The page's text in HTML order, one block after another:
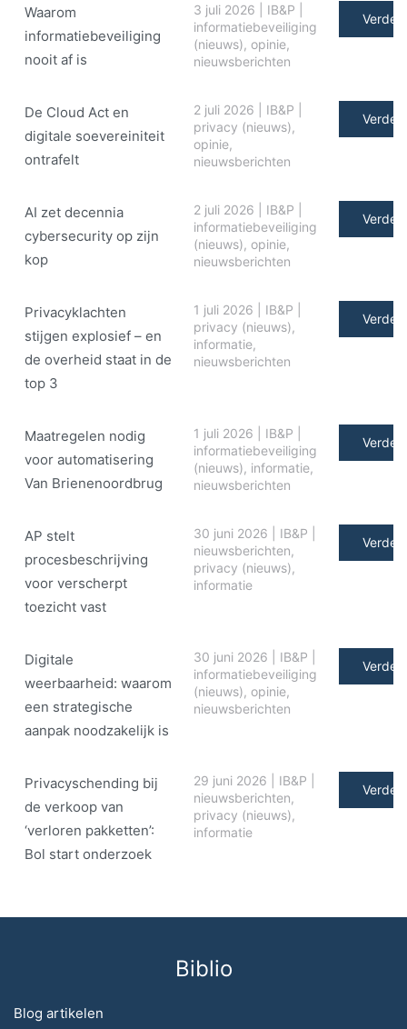
Waarom
informatiebeveiliging
nooit af is
3 juli 2026 IB&P
informatiebeveiliging
(nieuws), opinie,
nieuwsberichten
Verder
De Cloud Act en
digitale soe­ve­rei­ni­teit
ontrafelt
2 juli 2026 IB&P
privacy (nieuws),
opinie,
nieuwsberichten
Verder
AI zet decennia
cybersecurity op zijn
kop
2 juli 2026 IB&P
informatiebeveiliging
(nieuws), opinie,
nieuwsberichten
Verder
Privacyklachten
stijgen explosief – en
de overheid staat in de
top 3
1 juli 2026 IB&P
privacy (nieuws),
informatie,
nieuwsberichten
Verder
Maatregelen nodig
voor automatisering
Van Brienenoordbrug
1 juli 2026 IB&P
informatiebeveiliging
(nieuws), informatie,
nieuwsberichten
Verder
AP stelt
procesbeschrijving
voor verscherpt
toezicht vast
30 juni 2026 IB&P
nieuwsberichten,
privacy (nieuws),
informatie
Verder
Digitale
weerbaarheid: waarom
een strategische
aanpak noodzakelijk is
30 juni 2026 IB&P
informatiebeveiliging
(nieuws), opinie,
nieuwsberichten
Verder
Privacyschending bij
de verkoop van
‘verloren pakketten’:
Bol start onderzoek
29 juni 2026 IB&P
nieuwsberichten,
privacy (nieuws),
informatie
Verder
Biblio
Blog artikelen